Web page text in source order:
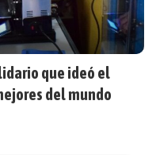
que ideó el
del mundo